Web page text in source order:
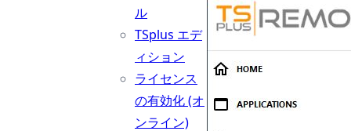
ル
TSplus エデ
ィション
ライセンス
の有効化 (オ
ンライン)